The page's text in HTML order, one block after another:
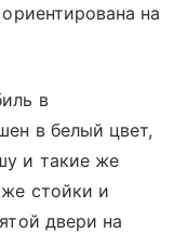
на
в
в белый цвет,
и такие же
стойки и
двери на